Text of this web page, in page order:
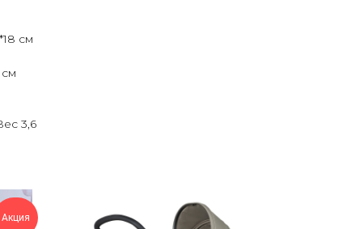
см
3,6
Акция